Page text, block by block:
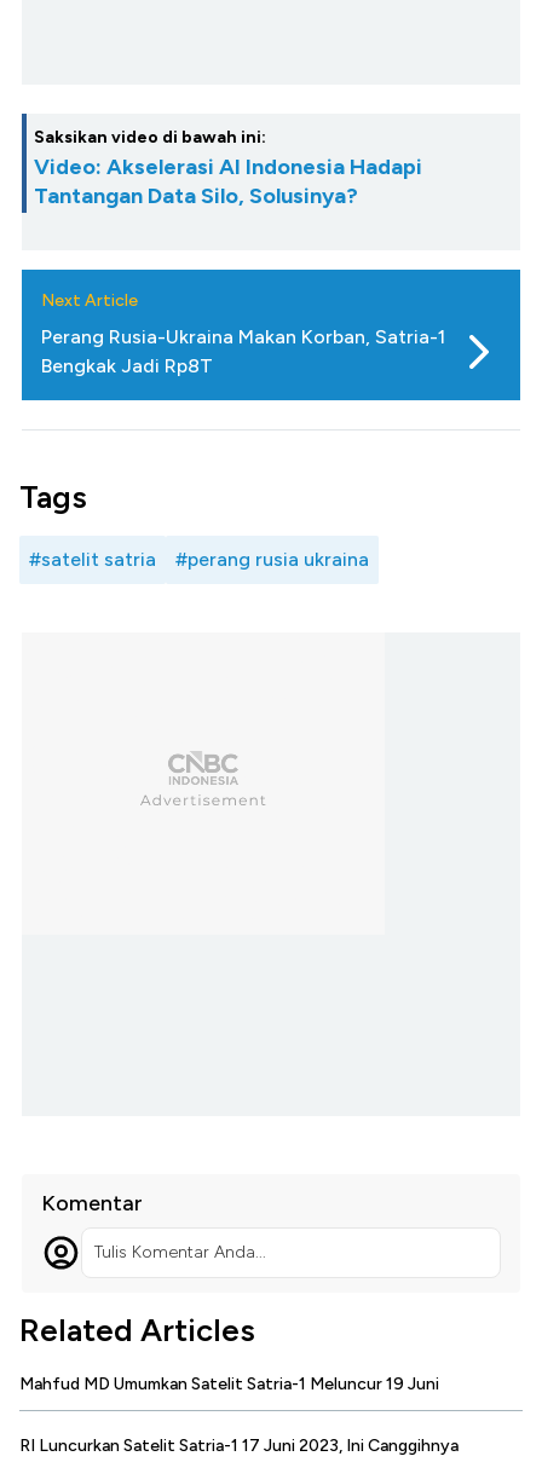
Saksikan video di bawah ini:
Video: Akselerasi AI Indonesia Hadapi
Tantangan Data Silo, Solusinya?
Next Article
Perang Rusia-Ukraina Makan Korban, Satria-1
Bengkak Jadi Rp8T
Tags
#satelit satria #perang rusia ukraina
Komentar
Tulis Komentar Anda...
Related Articles
Mahfud MD Umumkan Satelit Satria-1 Meluncur 19 Juni
RI Luncurkan Satelit Satria-1 17 Juni 2023, Ini Canggihnya